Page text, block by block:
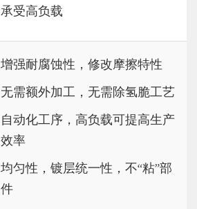
承受高负载
增强耐腐蚀性，修改摩擦特性
无需额外加工，无需除氢脆工艺
自动化工序，高负载可提高生产
效率
均匀性，镀层统一性，不“粘”部
件